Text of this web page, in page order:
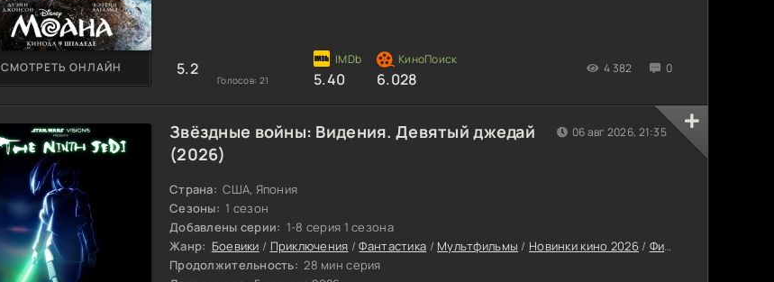
СМОТРЕТЬ ОНЛАЙН 5.2
Голосов: 21 5.40 6.028
4 382 0
Звёздные войны: Видения. Девятый джедай
(2026)
Страна: США, Япония
Сезоны: 1 сезон
Добавлены серии: 1-8 серия 1 сезона
Жанр: Боевики / Приключения /Фантастика / Мультфильмы / Новинки кино 2026/ Фильмы онлайн
Продолжительность: 28 мин серия
06 авг 2026, 21:35